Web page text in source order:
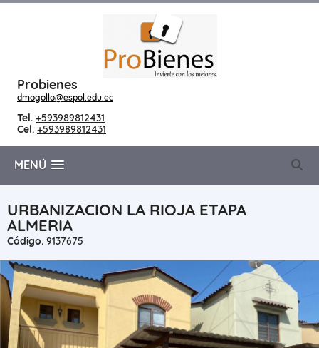
Probienes
dmogollo@espol.edu.ec
Tel. +593989812431
Cel. +593989812431
MENÚ
URBANIZACION LA RIOJA ETAPA
ALMERIA
Código. 9137675